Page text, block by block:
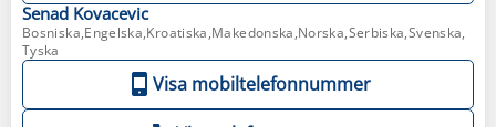
Senad Kovacevic
Bosniska,Engelska,Kroatiska,Makedonska,Norska,Serbiska,Svenska,
Tyska
Visa mobiltelefonnummer